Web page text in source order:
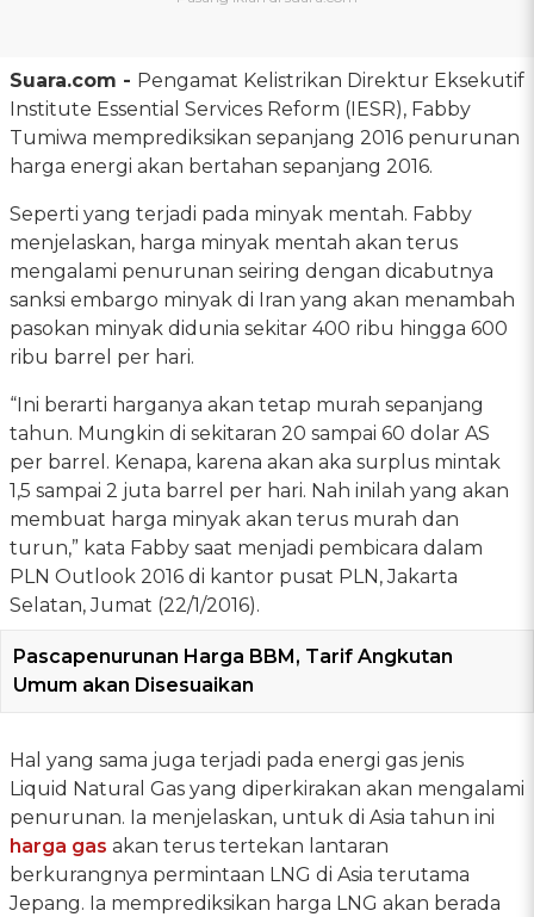
Suara.com - Pengamat Kelistrikan Direktur Eksekutif
Institute Essential Services Reform (IESR), Fabby
Tumiwa memprediksikan sepanjang 2016 penurunan
harga energi akan bertahan sepanjang 2016.
Seperti yang terjadi pada minyak mentah. Fabby
menjelaskan, harga minyak mentah akan terus
mengalami penurunan seiring dengan dicabutnya
sanksi embargo minyak di Iran yang akan menambah
pasokan minyak didunia sekitar 400 ribu hingga 600
ribu barrel per hari.
“Ini berarti harganya akan tetap murah sepanjang
tahun. Mungkin di sekitaran 20 sampai 60 dolar AS
per barrel. Kenapa, karena akan aka surplus mintak
1,5 sampai 2 juta barrel per hari. Nah inilah yang akan
membuat harga minyak akan terus murah dan
turun,” kata Fabby saat menjadi pembicara dalam
PLN Outlook 2016 di kantor pusat PLN, Jakarta
Selatan, Jumat (22/1/2016).
Pascapenurunan Harga BBM, Tarif Angkutan
Umum akan Disesuaikan
Hal yang sama juga terjadi pada energi gas jenis
Liquid Natural Gas yang diperkirakan akan mengalami
penurunan. Ia menjelaskan, untuk di Asia tahun ini
harga gas akan terus tertekan lantaran
berkurangnya permintaan LNG di Asia terutama
Jepang. Ia memprediksikan harga LNG akan berada